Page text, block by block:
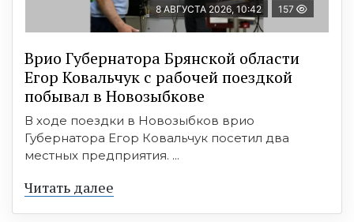
8 АВГУСТА 2026, 10:42 157
Врио Губернатора Брянской области
Егор Ковальчук с рабочей поездкой
побывал в Новозыбкове
В ходе поездки в Новозыбков врио
Губернатора Егор Ковальчук посетил два
местных предприятия. ...
Читать далее